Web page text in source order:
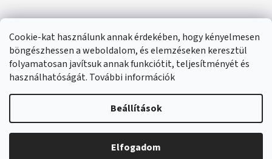
Cookie-kat használunk annak érdekében, hogy kényelmesen
böngészhessen a weboldalom, és elemzéseken keresztül
folyamatosan javítsuk annak funkciótit, teljesítményét és
használhatóságát. További információk
Beállítások
Elfogadom
🔴 Parfümök és illatok –20%
Shoptet készítette